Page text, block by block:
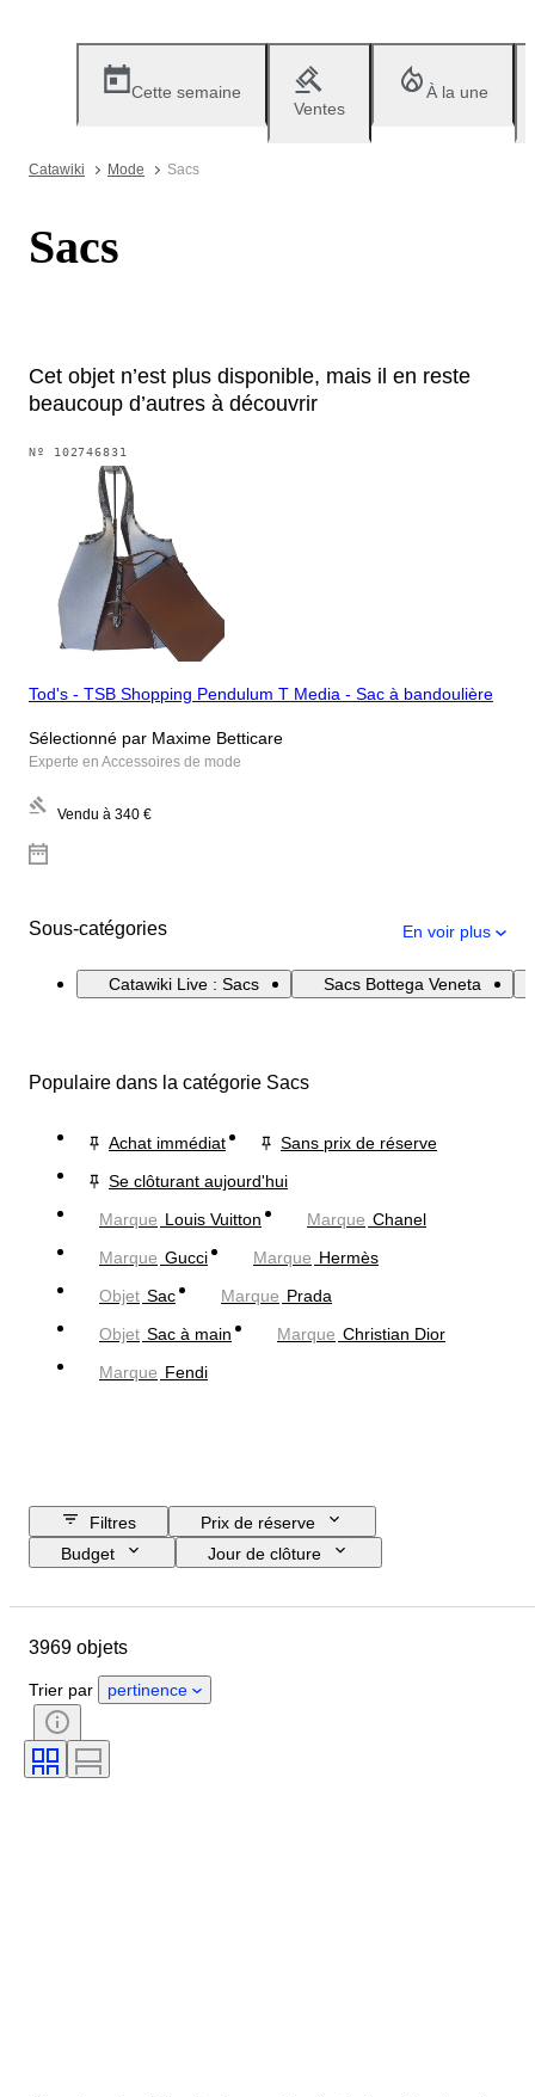
Cette semaine
Ventes
À la une
Catawiki Mode Sacs
Sacs
Cet objet n’est plus disponible, mais il en reste
beaucoup d’autres à découvrir
Nº 102746831
Tod's - TSB Shopping Pendulum T Media - Sac à bandoulière
Sélectionné par Maxime Betticare
Experte en Accessoires de mode
Vendu à 340 €
Sous-catégories En voir plus
Catawiki Live : Sacs Sacs Bottega Veneta
Populaire dans la catégorie Sacs
Achat immédiat
Sans prix de réserve
Se clôturant aujourd'hui
Marque Louis Vuitton Marque Chanel
Marque Gucci Marque Hermès
Objet Sac Marque Prada
Objet Sac à main Marque Christian Dior
Marque Fendi
Filtres
Prix de réserve
Budget
Jour de clôture
Pays d’origine
Genre
État
Couleur
Motif
Taille de l’article
3969 objets
Trier par pertinence